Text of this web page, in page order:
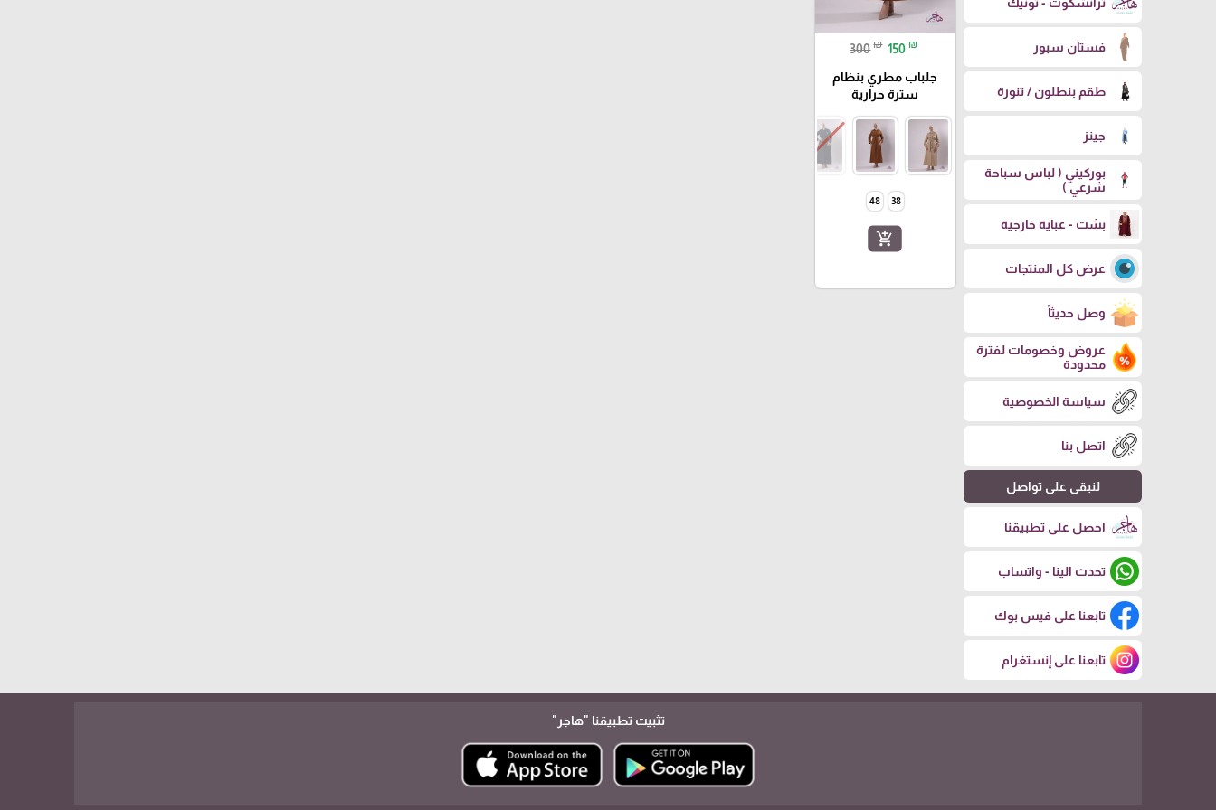
فستان سبور
طقم بنطلون / تنورة
جينز
بوركيني ( لباس سباحة
شرعي )
بشت - عباية خارجية
عرض كل المنتجات
وصل حديثاً
عروض وخصومات لفترة
محدودة
سياسة الخصوصية
اتصل بنا
لنبقى على تواصل
احصل على تطبيقنا
تحدث الينا - واتساب
تابعنا على فيس بوك
تابعنا على إنستغرام
300 ₪ 150 ₪
جلباب مطري بنظام
سترة حرارية
38
48
add_shopping_cart
تثبيت تطبيقنا "هاجر"